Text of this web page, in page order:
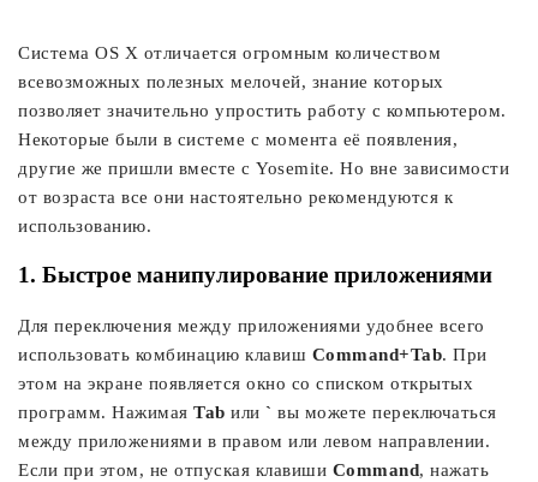
Система OS X отличается огромным количеством
всевозможных полезных мелочей, знание которых
позволяет значительно упростить работу с компьютером.
Некоторые были в системе с момента её появления,
другие же пришли вместе с Yosemite. Но вне зависимости
от возраста все они настоятельно рекомендуются к
использованию.
1. Быстрое манипулирование приложениями
Для переключения между приложениями удобнее всего
использовать комбинацию клавиш Command+Tab. При
этом на экране появляется окно со списком открытых
программ. Нажимая Tab или ` вы можете переключаться
между приложениями в правом или левом направлении.
Если при этом, не отпуская клавиши Command, нажать